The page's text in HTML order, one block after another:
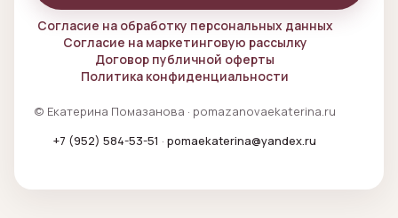
Согласие на обработку персональных данных
Согласие на маркетинговую рассылку
Договор публичной оферты
Политика конфиденциальности
© Екатерина Помазанова · pomazanovaekaterina.ru
+7 (952) 584-53-51 · pomaekaterina@yandex.ru